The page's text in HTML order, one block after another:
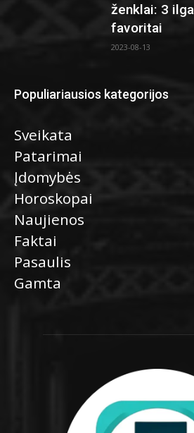
ženklai: 3
favoritai
2023-08-13
Populiariausios kategorijos
Sveikata
Patarimai
Įdomybės
Horoskopai
Naujienos
Faktai
Pasaulis
Gamta